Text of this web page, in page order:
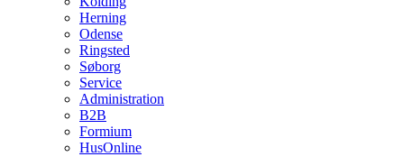
Herning
Odense
Ringsted
Søborg
Service
Administration
B2B
Formium
HusOnline